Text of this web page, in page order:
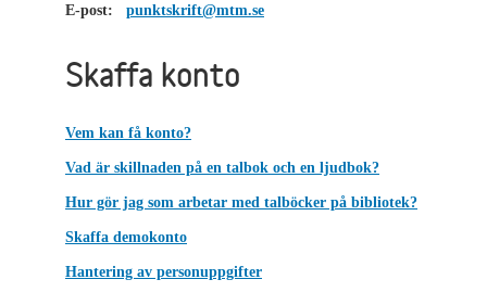
E-post:
punktskrift@mtm.se
Skaffa konto
Vem kan få konto?
Vad är skillnaden på en talbok och en ljudbok?
Hur gör jag som arbetar med talböcker på bibliotek?
Skaffa demokonto
Hantering av personuppgifter